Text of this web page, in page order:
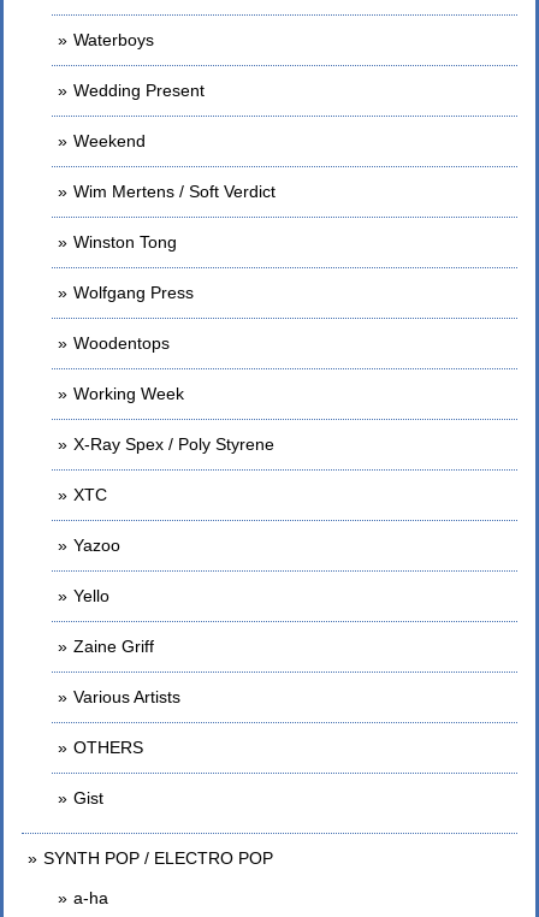
Waterboys
Wedding Present
Weekend
Wim Mertens / Soft Verdict
Winston Tong
Wolfgang Press
Woodentops
Working Week
X-Ray Spex / Poly Styrene
XTC
Yazoo
Yello
Zaine Griff
Various Artists
OTHERS
Gist
SYNTH POP / ELECTRO POP
a-ha